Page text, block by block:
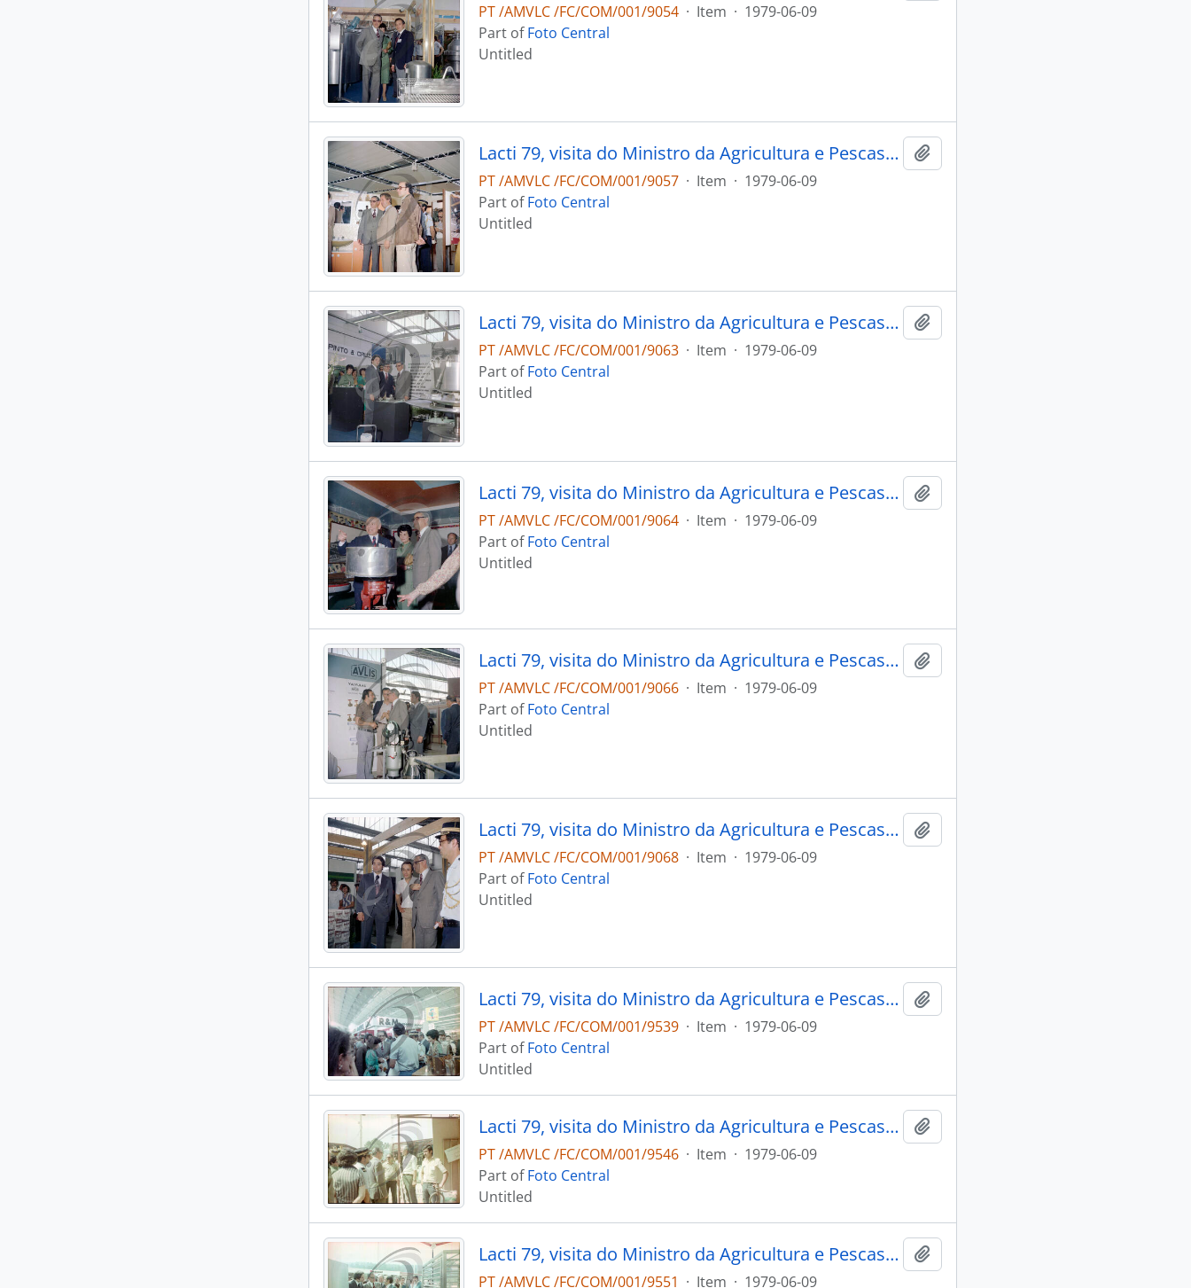
PT /AMVLC /FC/COM/001/9054 · Item · 1979-06-09
Part ofFoto Central
Untitled
Lacti 79, visita do Ministro da Agricultura e Pescas e do Governador Civil de Aveiro
PT /AMVLC /FC/COM/001/9057 · Item · 1979-06-09
Part ofFoto Central
Untitled
Lacti 79, visita do Ministro da Agricultura e Pescas e do Governador Civil de Aveiro
PT /AMVLC /FC/COM/001/9063 · Item · 1979-06-09
Part ofFoto Central
Untitled
Lacti 79, visita do Ministro da Agricultura e Pescas e do Governador Civil de Aveiro
PT /AMVLC /FC/COM/001/9064 · Item · 1979-06-09
Part ofFoto Central
Untitled
Lacti 79, visita do Ministro da Agricultura e Pescas e do Governador Civil de Aveiro
PT /AMVLC /FC/COM/001/9066 · Item · 1979-06-09
Part ofFoto Central
Untitled
Lacti 79, visita do Ministro da Agricultura e Pescas e do Governador Civil de Aveiro
PT /AMVLC /FC/COM/001/9068 · Item · 1979-06-09
Part ofFoto Central
Untitled
Lacti 79, visita do Ministro da Agricultura e Pescas e do Governador Civil de Aveiro
PT /AMVLC /FC/COM/001/9539 · Item · 1979-06-09
Part ofFoto Central
Untitled
Lacti 79, visita do Ministro da Agricultura e Pescas e do Governador Civil de Aveiro
PT /AMVLC /FC/COM/001/9546 · Item · 1979-06-09
Part ofFoto Central
Untitled
Lacti 79, visita do Ministro da Agricultura e Pescas e do Governador Civil de Aveiro
PT /AMVLC /FC/COM/001/9551 · Item · 1979-06-09